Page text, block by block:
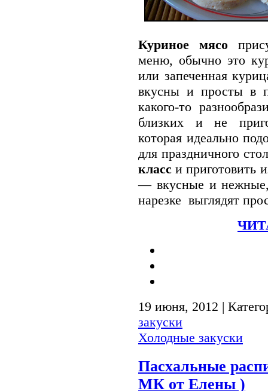
Куриное мясо
меню, обычно это
или запеченная
вкусны и просты в
какого-то
близких и не
которая идеально
для праздничного
класс и приготовить
— вкусные и нежные,
нарезке выглядят
19 июня, 2012 |
закуски
Холодные закуски
Пасхальные
МК от Елены )